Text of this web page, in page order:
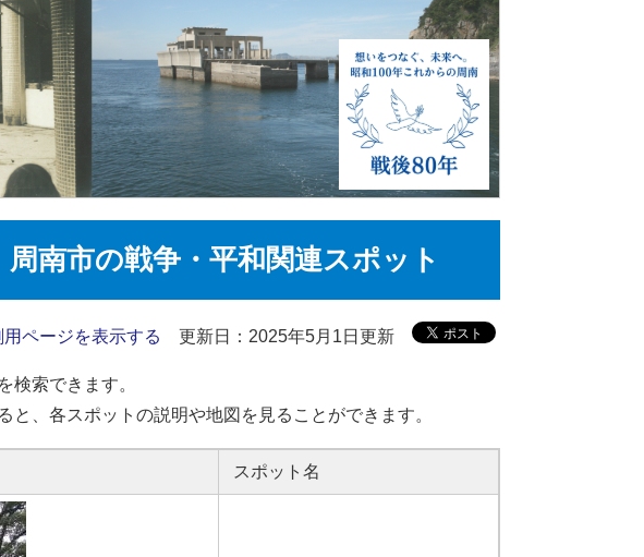
周南市の戦争・平和関連スポット
用ページを表示する 更新日：2025年5月1日更新
検索できます。
、各スポットの説明や地図を見ることができます。
スポット名